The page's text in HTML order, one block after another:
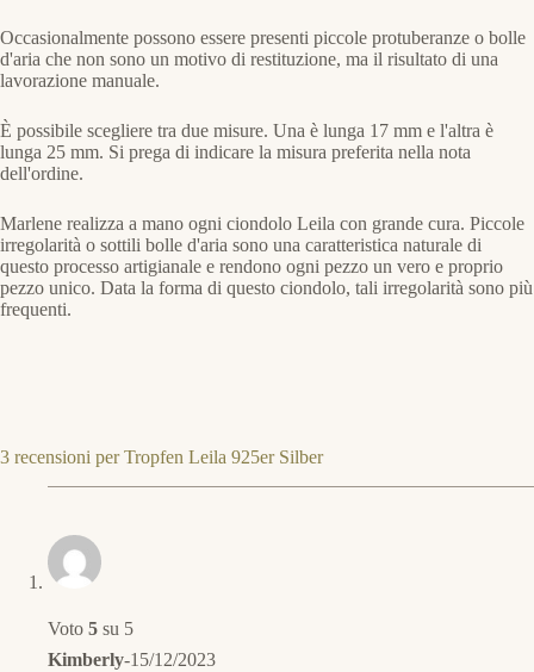
Occasionalmente possono essere presenti piccole protuberanze o bolle
d'aria che non sono un motivo di restituzione, ma il risultato di una
lavorazione manuale.
È possibile scegliere tra due misure. Una è lunga 17 mm e l'altra è
lunga 25 mm. Si prega di indicare la misura preferita nella nota
dell'ordine.
Marlene realizza a mano ogni ciondolo Leila con grande cura. Piccole
irregolarità o sottili bolle d'aria sono una caratteristica naturale di
questo processo artigianale e rendono ogni pezzo un vero e proprio
pezzo unico. Data la forma di questo ciondolo, tali irregolarità sono più
frequenti.
3 recensioni perTropfen Leila 925er Silber
Voto 5 su 5
Kimberly-15/12/2023